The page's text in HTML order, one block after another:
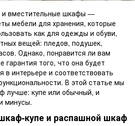
и вместительные шкафы —
мебели для хранения, которые
как для одежды и обуви,
вещей: пледов, подушек,
Однако, понравится ли вам
того, что она будет
в интерьере и соответствовать
В этой статье мы
лучше: купе или обычный, и
минусы.
купе и распашной шкаф